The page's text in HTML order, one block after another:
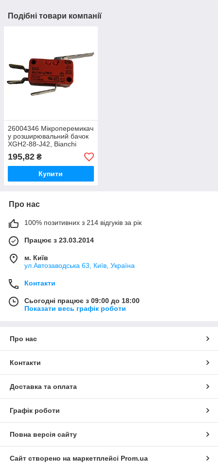
Подібні товари компанії
26004346 Мікроперемикач
у розширювальний бачок
XGH2-88-J42, Bianchi
195,82 ₴
Купити
Про нас
100% позитивних з 214 відгуків за рік
Працює з 23.03.2014
м. Київ
ул.Автозаводська 63, Київ, Україна
Контакти
Сьогодні працює з 09:00 до 18:00
Показати весь графік роботи
Про нас
Контакти
Доставка та оплата
Графік роботи
Повна версія сайту
Сайт створено на маркетплейсі Prom.ua